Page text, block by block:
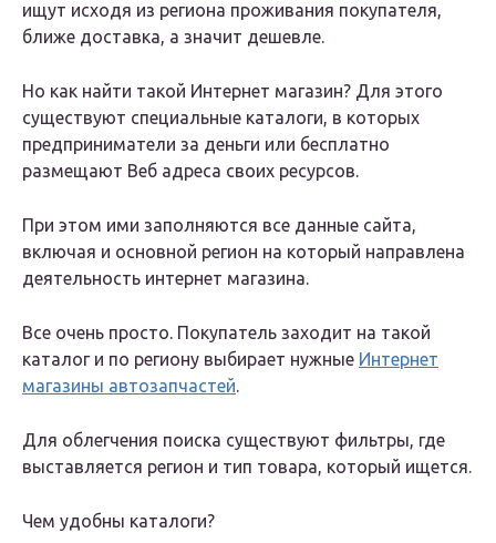
ищут исходя из региона проживания покупателя,
ближе доставка, а значит дешевле.
Но как найти такой Интернет магазин? Для этого
существуют специальные каталоги, в которых
предприниматели за деньги или бесплатно
размещают Веб адреса своих ресурсов.
При этом ими заполняются все данные сайта,
включая и основной регион на который направлена
деятельность интернет магазина.
Все очень просто. Покупатель заходит на такой
каталог и по региону выбирает нужные Интернет
магазины автозапчастей.
Для облегчения поиска существуют фильтры, где
выставляется регион и тип товара, который ищется.
Чем удобны каталоги?